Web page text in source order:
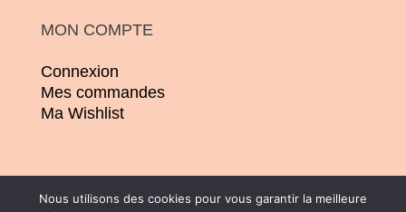
MON COMPTE
Connexion
Mes commandes
Ma Wishlist
Nous utilisons des cookies pour vous garantir la meilleure